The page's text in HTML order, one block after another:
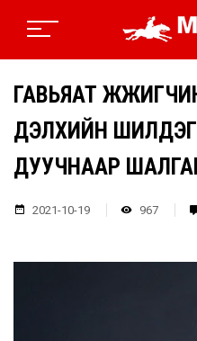
ГАВЬЯАТ
ДЭЛХИЙН
ДУУЧНААР
2021-10-19 967